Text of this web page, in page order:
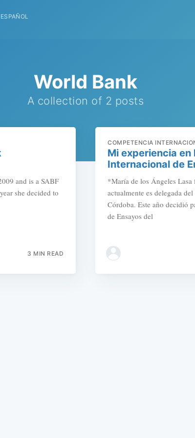
ESPAÑOL
World Bank
A collection of 2 posts
and is a SABF
she decided to
3 MIN READ
COMPETENCIA
Mi experiencia en
Internacional de
*María de los Ángeles
actualmente es delegada
Córdoba. Este año decidió
de Ensayos del